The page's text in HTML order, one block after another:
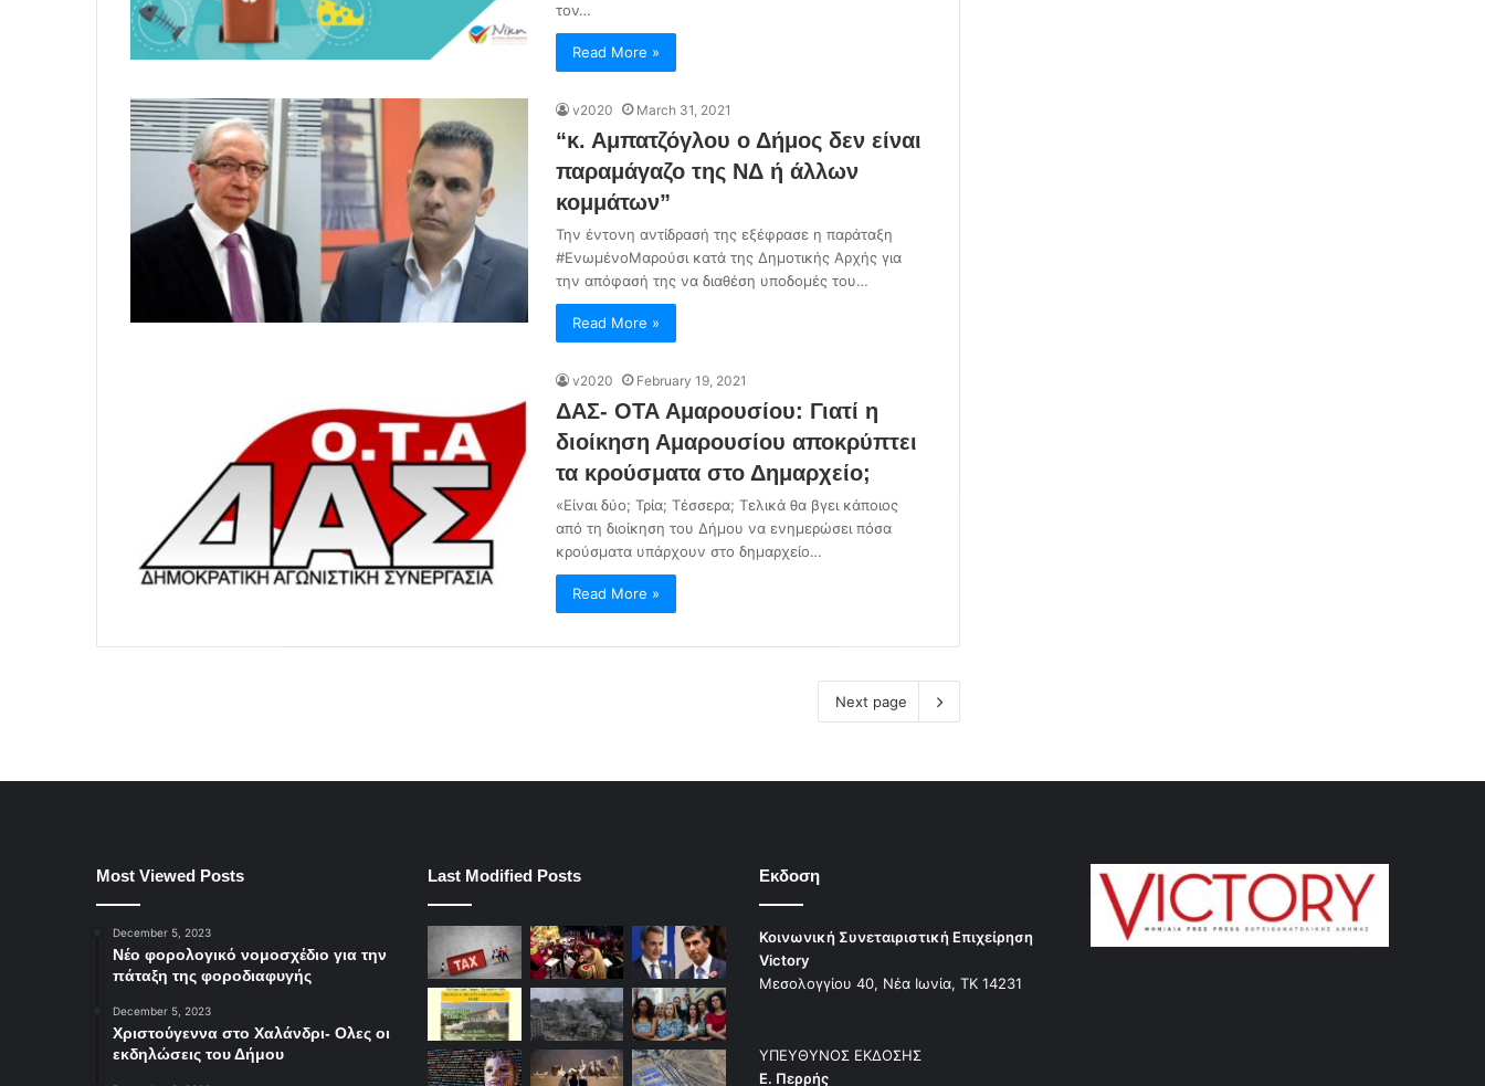
τον…
Read More »
v2020 March 31, 2021
“κ. Αμπατζόγλου ο Δήμος δεν είναι
παραμάγαζο της ΝΔ ή άλλων
κομμάτων”
Την έντονη αντίδρασή της εξέφρασε η παράταξη
#ΕνωμένοΜαρούσι κατά της Δημοτικής Αρχής για
την απόφασή της να διαθέση υποδομές του…
Read More »
v2020 February 19, 2021
ΔΑΣ- ΟΤΑ Αμαρουσίου: Γιατί η
διοίκηση Αμαρουσίου αποκρύπτει
τα κρούσματα στο Δημαρχείο;
«Είναι δύο; Τρία; Τέσσερα; Τελικά θα βγει κάποιος
από τη διοίκηση του Δήμου να ενημερώσει πόσα
κρούσματα υπάρχουν στο δημαρχείο…
Read More »
Next page
Most Viewed Posts
December 5, 2023
Νέο φορολογικό νομοσχέδιο για την
πάταξη της φοροδιαφυγής
December 5, 2023
Χριστούγεννα στο Χαλάνδρι- Ολες οι
εκδηλώσεις του Δήμου
Last Modified Posts Εκδοση
Κοινωνική Συνεταιριστική Επιχείρηση
Victory
Μεσολογγίου 40, Νέα Ιωνία, ΤΚ 14231
ΥΠΕΥΘΥΝΟΣ ΕΚΔΟΣΗΣ
Ε. Περρής